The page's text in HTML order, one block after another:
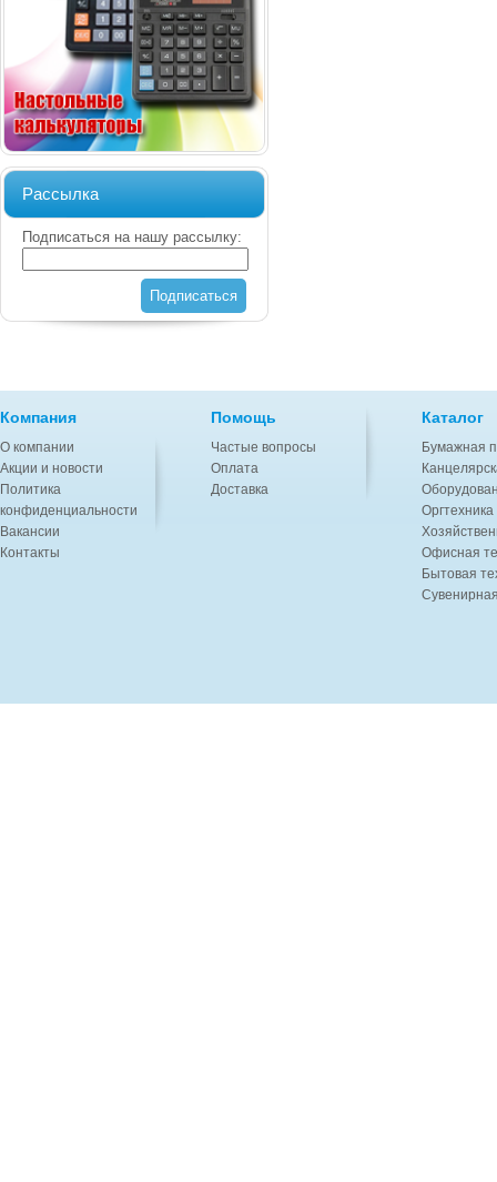
Рассылка
Подписаться на нашу рассылку:
Подписаться
Компания
О компании
Акции и новости
Политика
конфиденциальности
Вакансии
Контакты
Помощь
Частые вопросы
Оплата
Доставка
Каталог
Бумажная
Офисная
Бытовая